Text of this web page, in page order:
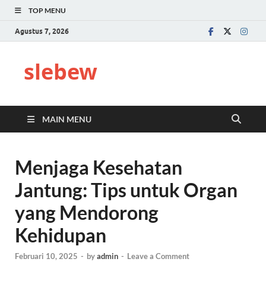
TOP MENU
Agustus 7, 2026
slebew
MAIN MENU
Menjaga Kesehatan
Jantung: Tips untuk Organ
yang Mendorong
Kehidupan
Februari 10, 2025 - byadmin - Leave a Comment